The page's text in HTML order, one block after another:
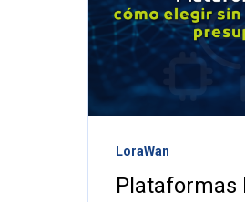
LoraWan
Plataformas